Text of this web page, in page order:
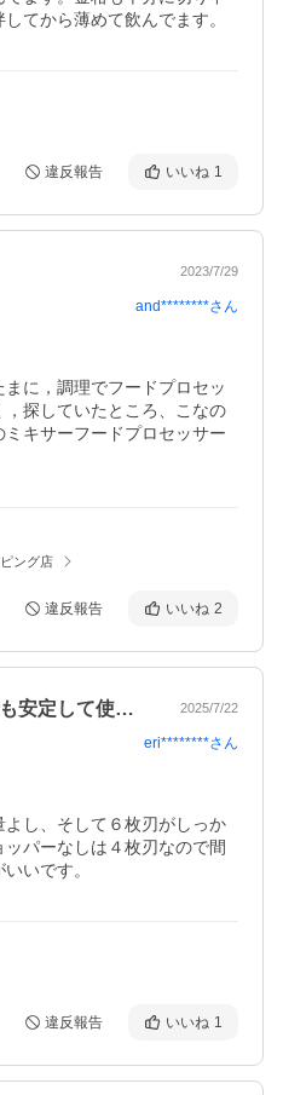
てから薄めて飲んでます。
違反報告 いいね 1
2023/7/29
and********さん
に，調理でフードプロセッ
探していたところ、こなの
キサーフードプロセッサー
ング店
違反報告 いいね 2
仕事でもプライベートでも安定して使えます 2025/7/22
eri********さん
し、そして６枚刃がしっか
パーなしは４枚刃なので間
いです。
違反報告 いいね 1